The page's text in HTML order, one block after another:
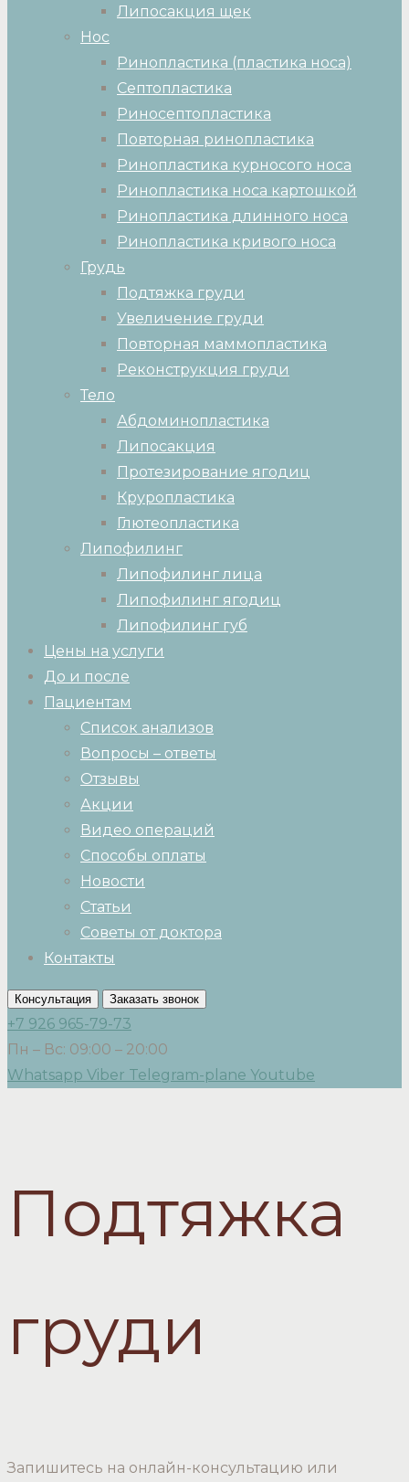
Липосакция щек
Нос
Ринопластика (пластика носа)
Септопластика
Риносептопластика
Повторная ринопластика
Ринопластика курносого носа
Ринопластика носа картошкой
Ринопластика длинного носа
Ринопластика кривого носа
Грудь
Подтяжка груди
Увеличение груди
Повторная маммопластика
Реконструкция груди
Тело
Абдоминопластика
Липосакция
Протезирование ягодиц
Круропластика
Глютеопластика
Липофилинг
Липофилинг лица
Липофилинг ягодиц
Липофилинг губ
Цены на услуги
До и после
Пациентам
Список анализов
Вопросы – ответы
Отзывы
Акции
Видео операций
Способы оплаты
Новости
Статьи
Советы от доктора
Контакты
Консультация Заказать звонок
+7 926 965-79-73
Пн – Вс: 09:00 – 20:00
Whatsapp Viber Telegram-plane Youtube
Подтяжка
груди
Запишитесь на онлайн-консультацию или